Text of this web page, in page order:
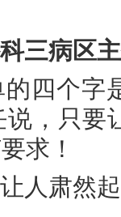
三病区
四个字
，只要
求！
人肃然